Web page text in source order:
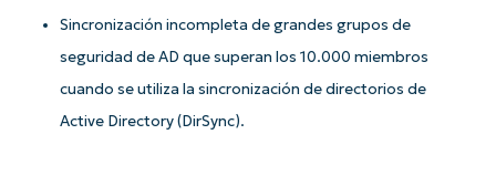
Sincronización incompleta de grandes grupos de
seguridad de AD que superan los 10.000 miembros
cuando se utiliza la sincronización de directorios de
Active Directory (DirSync).